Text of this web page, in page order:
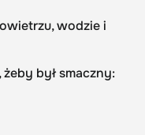
wodzie i
był smaczny: